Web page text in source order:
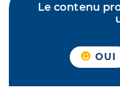
Le contenu
OUI